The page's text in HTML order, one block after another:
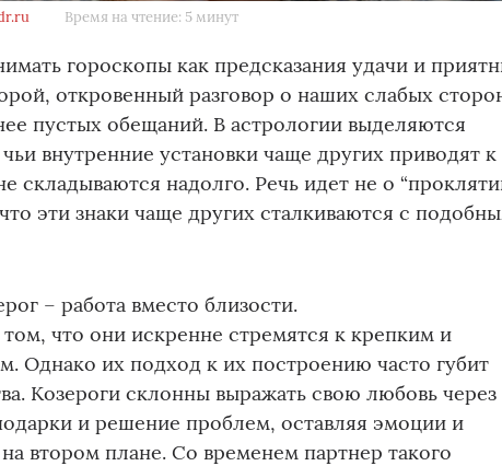
Время на чтение: 5 минут
гороскопы как предсказания удачи и
откровенный разговор о наших слабых
пустых обещаний. В астрологии выделяются
внутренние установки чаще других приводят к
складываются надолго. Речь идет не о
эти знаки чаще других сталкиваются с
– работа вместо близости.
что они искренне стремятся к крепким и
Однако их подход к их построению часто губит
Козероги склонны выражать свою любовь через
и решение проблем, оставляя эмоции и
втором плане. Со временем партнер такого